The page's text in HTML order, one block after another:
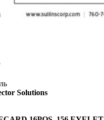
Solutions